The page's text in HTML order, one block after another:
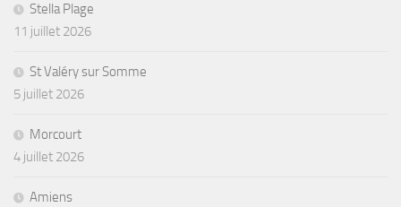
Stella Plage
11 juillet 2026
St Valéry sur Somme
5 juillet 2026
Morcourt
4 juillet 2026
Amiens